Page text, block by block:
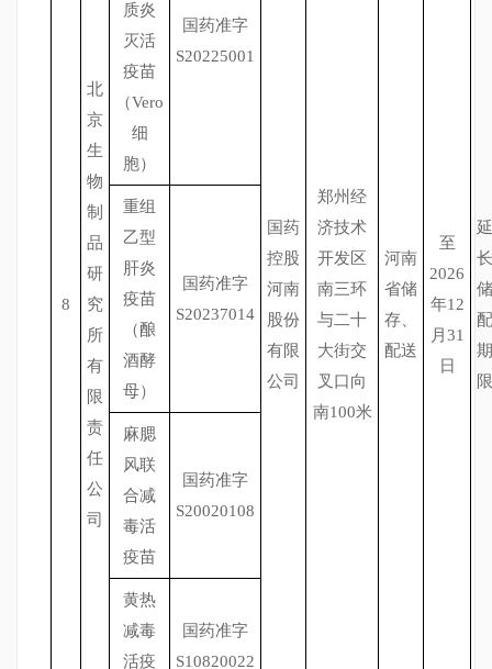
8
北
京
生
物
制
品
研
究
所
有
限
责
任
公
司
质炎
灭活
疫苗
（Vero
细
胞）
国药准字
S20225001
国药
控股
河南
股份
有限
公司
郑州经
济技术
开发区
南三环
与二十
大街交
叉口向
南100米
河南
省储
存、
配送
至
2026
年12
月31
日
延
长
储
配
期
限
重组
乙型
肝炎
疫苗
（酿
酒酵
母）
国药准字
S20237014
麻腮
风联
合减
毒活
疫苗
国药准字
S20020108
黄热
减毒
活疫
国药准字
S10820022